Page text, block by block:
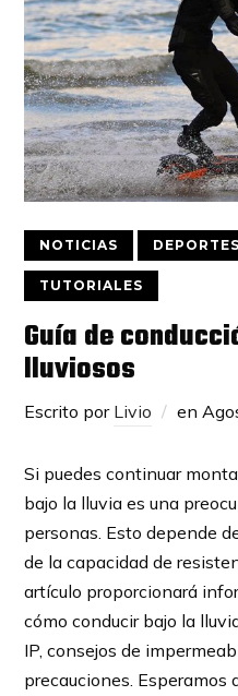
NOTICIAS
TUTORIALES
Guía de
lluviosos
Escrito por Livio en
Si puedes continuar
bajo la lluvia es una
personas. Esto depende
de la capacidad de
artículo proporcionará
cómo conducir bajo la
IP, consejos de
precauciones. Esperamos